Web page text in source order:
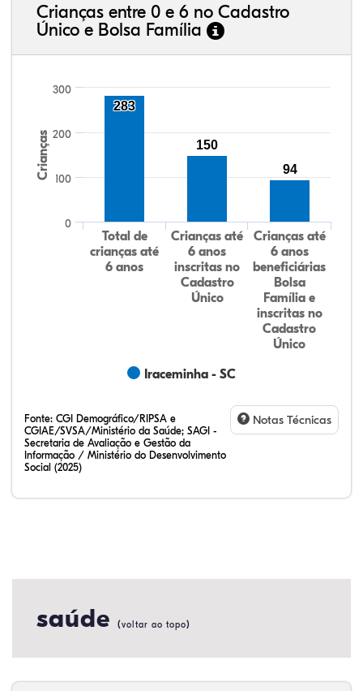
Crianças entre 0 e 6 no Cadastro
Único e Bolsa Família
Crianças
Iraceminha - SC
Total de
crianças até
6 anos
Crianças até
6 anos
inscritas no
Cadastro
Único
Crianças até
6 anos
beneficiárias
Bolsa
Família e
inscritas no
Cadastro
Único
0
100
200
300
283
150
94
Fonte: CGI Demográfico/RIPSA e
CGIAE/SVSA/Ministério da Saúde; SAGI -
Secretaria de Avaliação e Gestão da
Informação / Ministério do Desenvolvimento
Social (2025)
Notas Técnicas
saúde (voltar ao topo)